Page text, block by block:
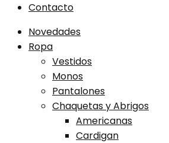
Contacto
Novedades
Ropa
Vestidos
Monos
Pantalones
Chaquetas y Abrigos
Americanas
Cardigan